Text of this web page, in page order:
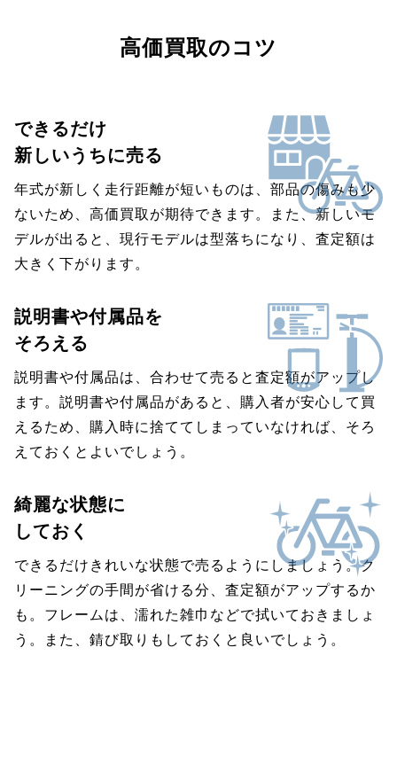
高価買取のコツ
できるだけ
新しいうちに売る
年式が新しく走行距離が短いものは、部品の傷みも少
ないため、高価買取が期待できます。また、新しいモ
デルが出ると、現行モデルは型落ちになり、査定額は
大きく下がります。
説明書や付属品を
そろえる
説明書や付属品は、合わせて売ると査定額がアップし
ます。説明書や付属品があると、購入者が安心して買
えるため、購入時に捨ててしまっていなければ、そろ
えておくとよいでしょう。
綺麗な状態に
しておく
できるだけきれいな状態で売るようにしましょう。ク
リーニングの手間が省ける分、査定額がアップするか
も。フレームは、濡れた雑巾などで拭いておきましょ
う。また、錆び取りもしておくと良いでしょう。